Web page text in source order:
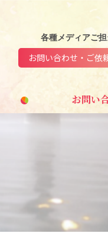
各種メディアご
お問い合わせ・ご依
お問い